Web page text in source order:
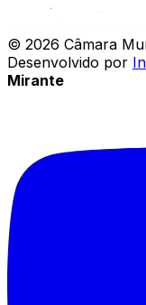
© 2026 Câmara
Desenvolvido por
Mirante